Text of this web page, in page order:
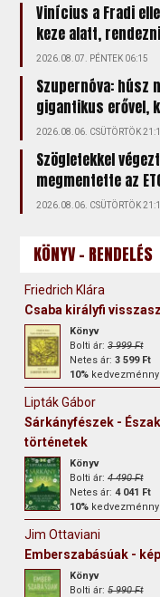
Vinícius a Fradi
keze alatt,
2026.08.07. PÉNTEK 06:15
Szupernóva: húsz
gigantikus erővel,
2026.08.06. CSÜTÖRTÖK
Szögletekkel
megmentette az
2026.08.06. CSÜTÖRTÖK
KÖNYV - RENDELÉS
Friedrich Klára
Csaba királyfi
Könyv
Bolti ár:3 999 Ft
Netes ár:3 599 Ft
10%
Lipták Gábor
Sárkányfészek -
történetek
Könyv
Bolti ár:4 490 Ft
Netes ár:4 041 Ft
10%
Jim Ottaviani
Emberszabásúak -
Könyv
Bolti ár:5 990 Ft